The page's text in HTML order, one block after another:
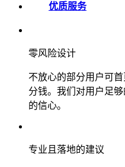
优质服务
零风险设计
不放心的部分用户可
分钱。我们对用户足
的信心。
专业且落地的建议